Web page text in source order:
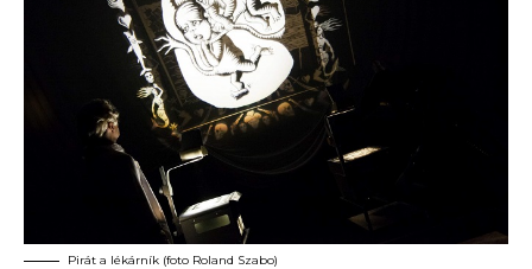
Pirát a lékárník (foto Roland Szabo)